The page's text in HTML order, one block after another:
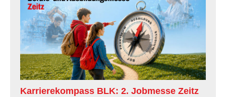
Karrierekompass BLK: 2. Jobmesse Zeitz